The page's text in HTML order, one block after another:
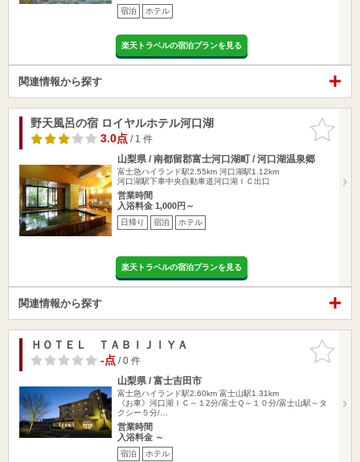
宿泊 ホテル
楽天トラベルの宿泊プランを見る
関連情報から探す
お気に入
りに追加
野天風呂の宿 ロイヤルホテル河口湖
3.0点/ 1 件
山梨県 / 南都留郡富士河口湖町 / 河口湖温泉郷
富士急ハイランド駅2.55km 河口湖駅1.12km
河口湖駅下車中央自動車道河口湖ＩＣ出口
営業時間
入浴料金 1,000円～
日帰り 宿泊 ホテル
楽天トラベルの宿泊プランを見る
関連情報から探す
お気に入
りに追加
ＨＯＴＥＬ ＴＡＢＩＪＩＹＡ
-点/ 0 件
山梨県 / 富士吉田市
富士急ハイランド駅2.60km 富士山駅1.31km
《お車》河口湖ＩＣ～１2分/富士Ｑ～１０分/富士山駅～タ
クシー５分/…
営業時間
入浴料金 ～
宿泊 ホテル